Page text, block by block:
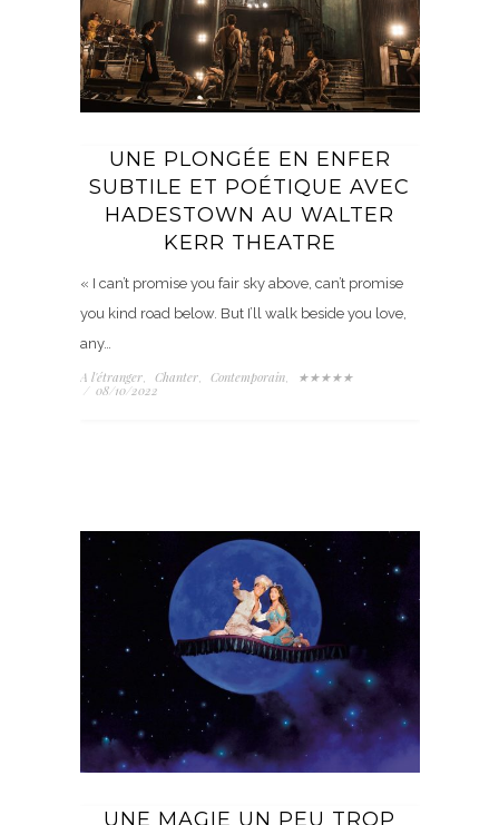
UNE PLONGÉE EN ENFER
SUBTILE ET POÉTIQUE AVEC
HADESTOWN AU WALTER
KERR THEATRE
« I can’t promise you fair sky above, can’t promise
you kind road below. But I’ll walk beside you love,
any…
A l'étranger, Chanter, Contemporain,
★★★★★
/ 08/10/2022
UNE MAGIE UN PEU TROP